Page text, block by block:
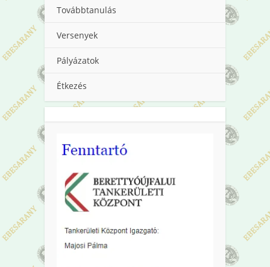
Továbbtanulás
Versenyek
Pályázatok
Étkezés